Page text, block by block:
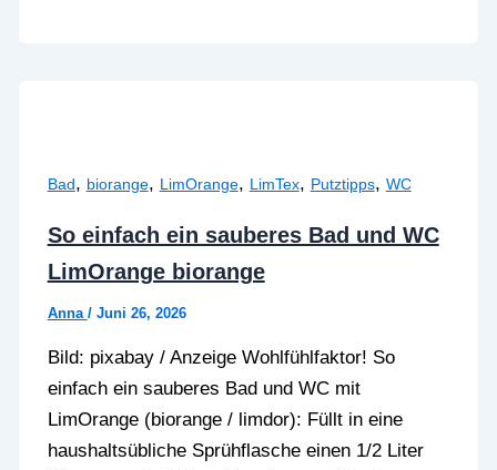
Bad, biorange, LimOrange, LimTex, Putztipps, WC
So einfach ein sauberes Bad und WC
LimOrange biorange
Anna / Juni 26, 2026
Bild: pixabay / Anzeige Wohlfühlfaktor! So
einfach ein sauberes Bad und WC mit
LimOrange (biorange / limdor): Füllt in eine
haushaltsübliche Sprühflasche einen 1/2 Liter